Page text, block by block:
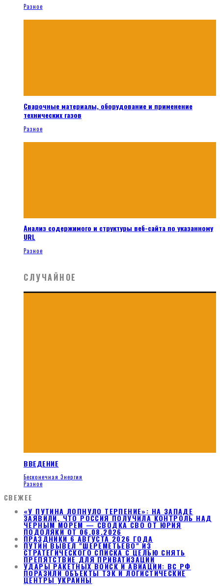
Разное
Сварочные материалы, оборудование и применение
технических газов
Разное
Анализ содержимого и структуры веб-сайта по указанному
URL
Разное
СЛУЧАЙНОЕ
ВВЕДЕНИЕ
Бесконечная Энергия
Разное
СВЕЖЕЕ
«У ПУТИНА ЛОПНУЛО ТЕРПЕНИЕ»: НА ЗАПАДЕ
ЗАЯВИЛИ, ЧТО РОССИЯ ПОЛУЧИЛА КОНТРОЛЬ НАД
ЧЕРНЫМ МОРЕМ — СВОДКА СВО ОТ ЮРИЯ
ПОДОЛЯКИ ОТ 06.08.2026
ПРАЗДНИКИ 6 АВГУСТА 2026 ГОДА
ПУТИН ВЫВЕЛ "ШЕРЕМЕТЬЕВО" ИЗ
СТРАТЕГИЧЕСКОГО СПИСКА С ЦЕЛЬЮ СНЯТЬ
ПРЕПЯТСТВИЕ ДЛЯ ПРИВАТИЗАЦИИ
УДАРЫ РАКЕТНЫХ ВОЙСК И АВИАЦИИ: ВС РФ
ПОРАЗИЛИ ОБЪЕКТЫ ТЭК И ЛОГИСТИЧЕСКИЕ
ЦЕНТРЫ УКРАИНЫ